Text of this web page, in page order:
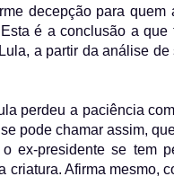
decepção para
é a conclusão a que
a partir da análise
perdeu a paciência
pode chamar assim,
ex-presidente se tem
Afirma mesmo,